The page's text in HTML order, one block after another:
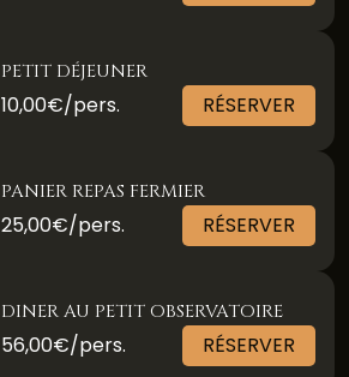
PETIT DÉJEUNER
10,00€/pers. RÉSERVER
PANIER REPAS FERMIER
25,00€/pers. RÉSERVER
DINER AU PETIT OBSERVATOIRE
56,00€/pers. RÉSERVER